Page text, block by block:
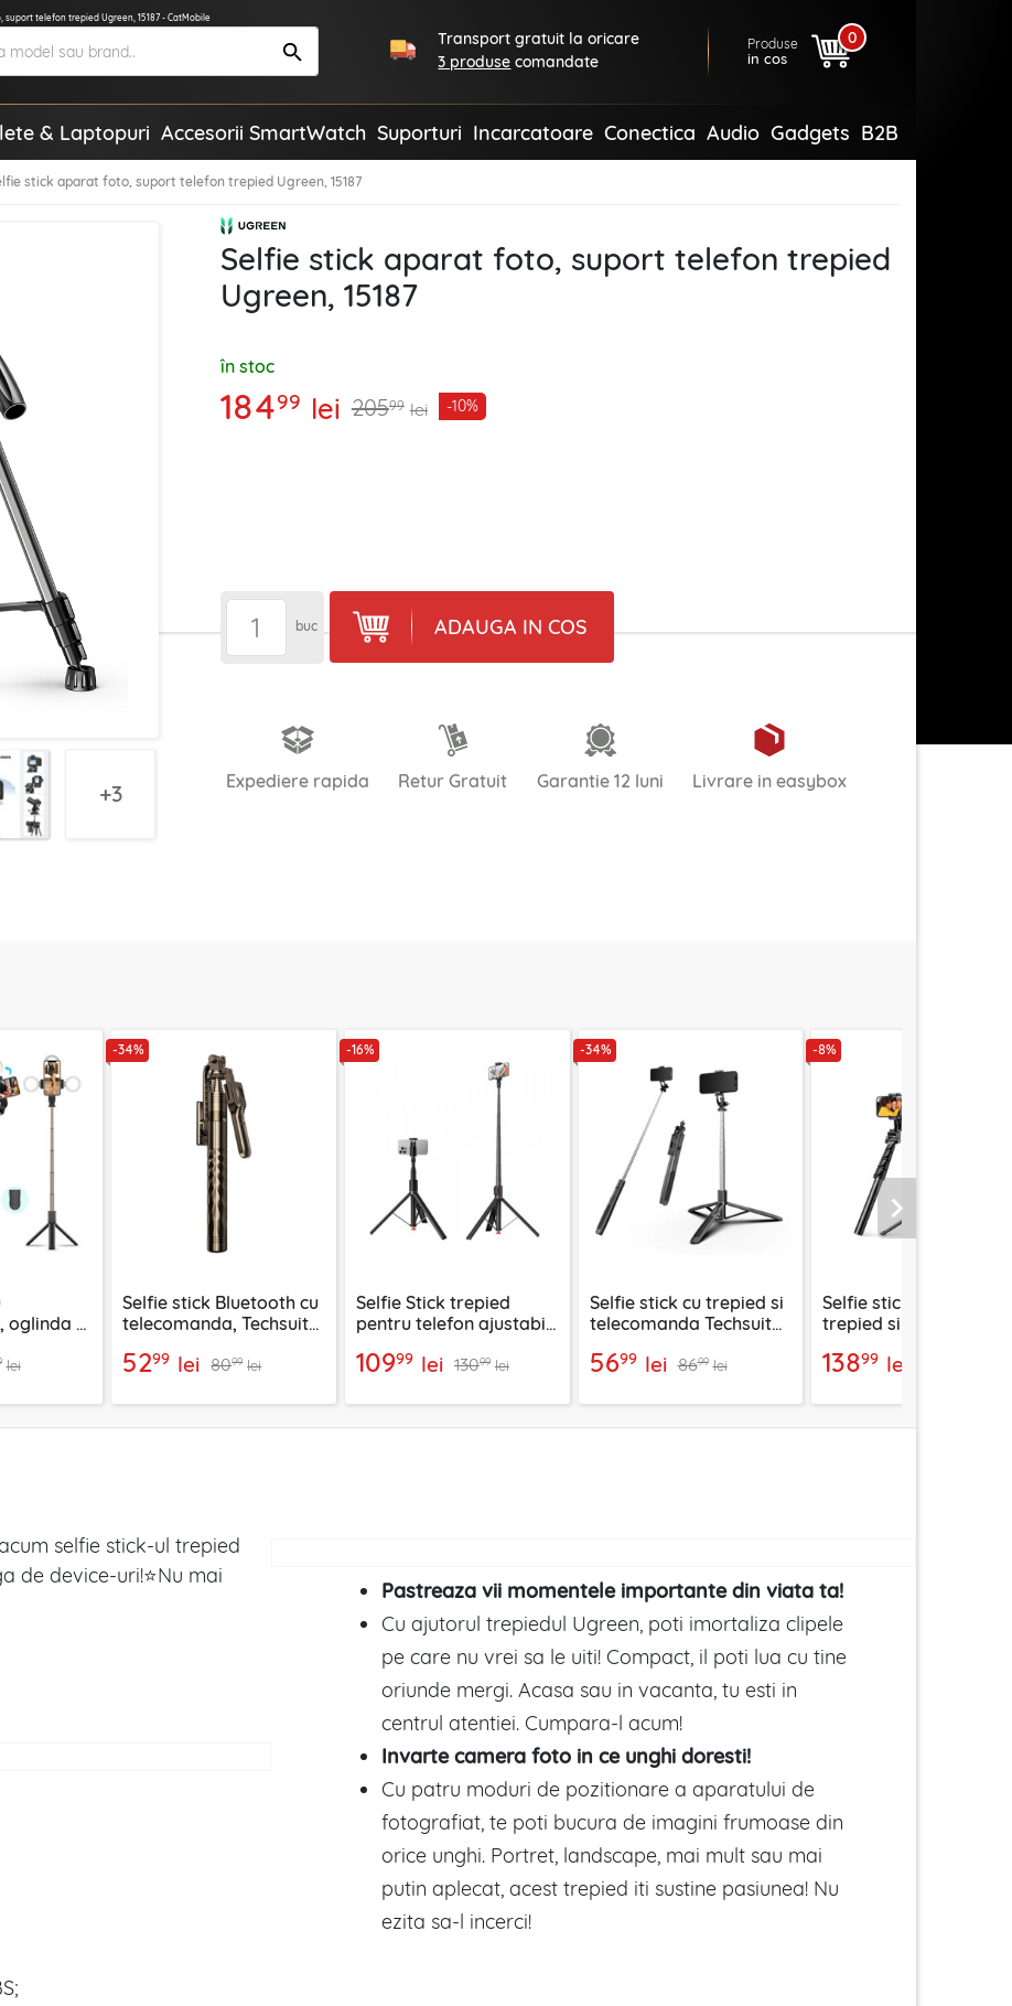
suport telefon trepied Ugreen, 15187 - CatMobile
Transport gratuit la oricare
3 produse comandate
Produse
in cos
0
& Laptopuri Accesorii SmartWatch Suporturi Incarcatoare Conectica Audio Gadgets B2B
stick aparat foto, suport telefon trepied Ugreen, 15187
3
Selfie stick aparat foto, suport telefon trepied
Ugreen, 15187
în stoc
18499 lei 20599 lei -10%
buc ADAUGA IN COS
Expediere rapida Retur Gratuit Garantie 12 luni Livrare in easybox
oglinda si
lei
-34%
Selfie stick Bluetooth cu
telecomanda, Techsuit
5299 lei 8099 lei
-16%
Selfie Stick trepied
pentru telefon ajustabil
10999 lei 13099 lei
-34%
Selfie stick cu trepied si
telecomanda Techsuit
5699 lei 8699 lei
-8%
Selfie stick Bluetooth
trepied si
13899 lei
selfie stick-ul trepied
de device-uri!⭐Nu mai
Pastreaza vii momentele importante din viata ta!
Cu ajutorul trepiedul Ugreen, poti imortaliza clipele
pe care nu vrei sa le uiti! Compact, il poti lua cu tine
oriunde mergi. Acasa sau in vacanta, tu esti in
centrul atentiei. Cumpara-l acum!
Invarte camera foto in ce unghi doresti!
Cu patru moduri de pozitionare a aparatului de
fotografiat, te poti bucura de imagini frumoase din
orice unghi. Portret, landscape, mai mult sau mai
putin aplecat, acest trepied iti sustine pasiunea! Nu
ezita sa-l incerci!